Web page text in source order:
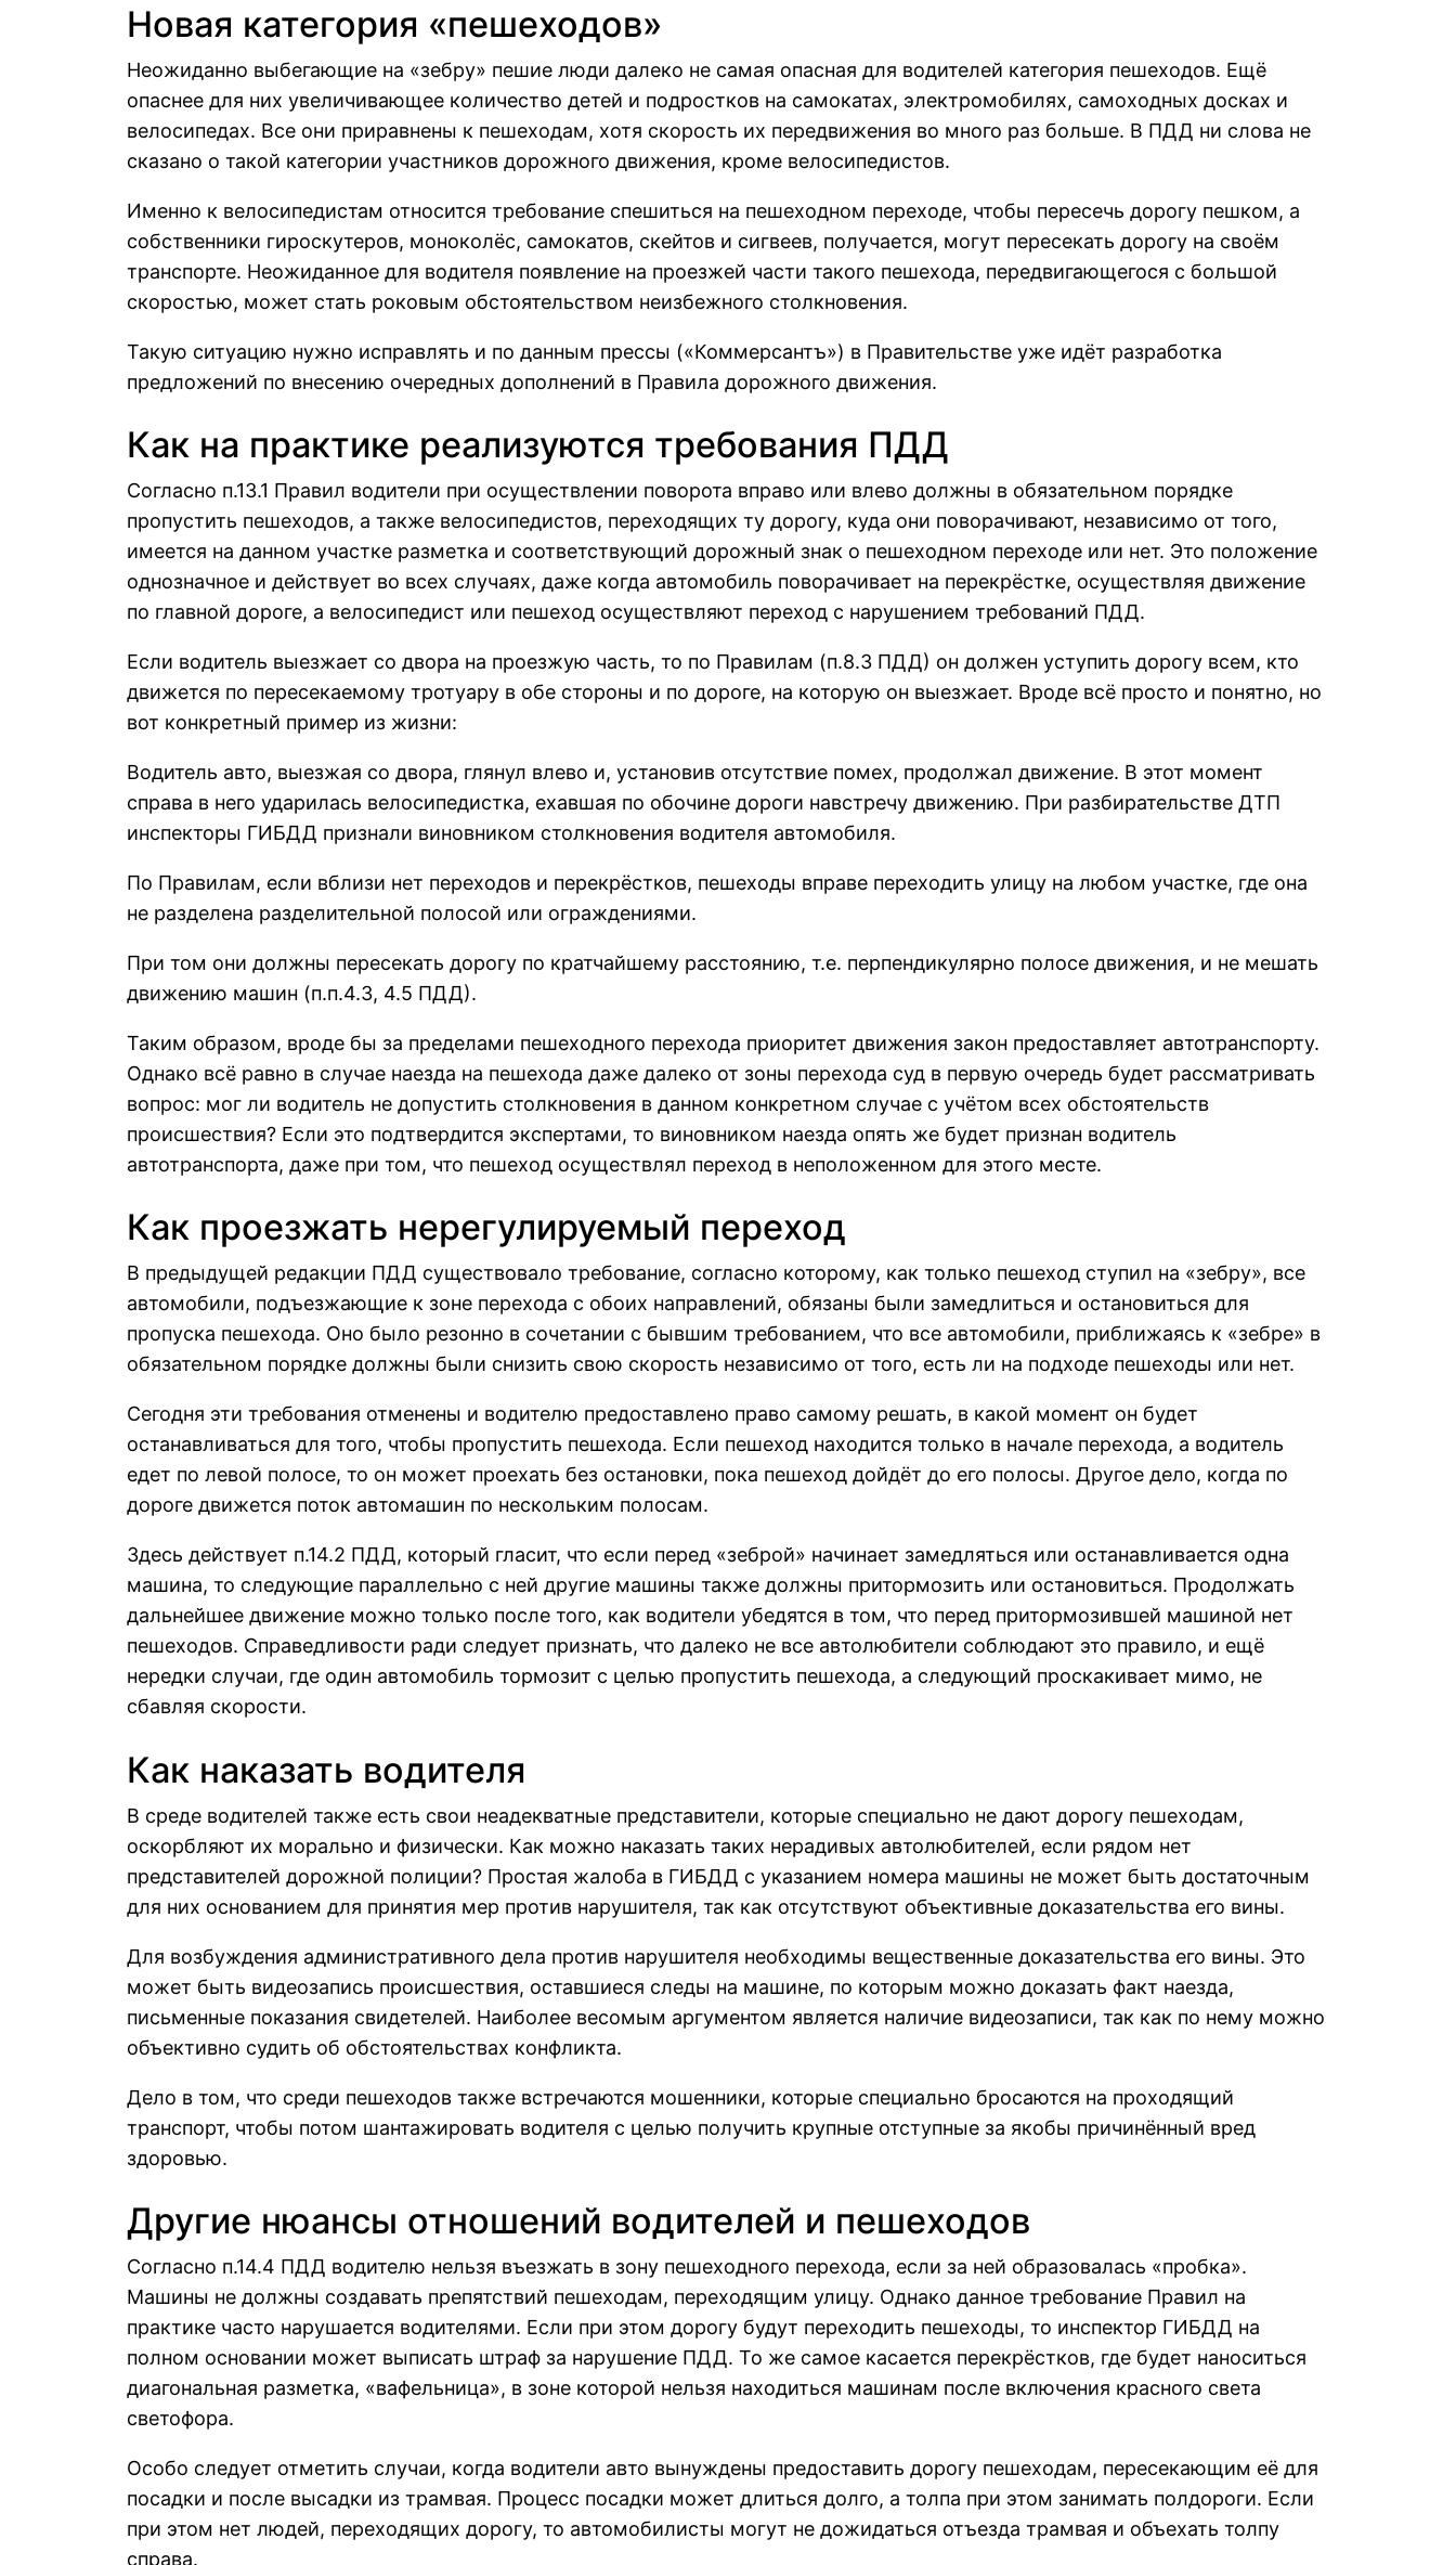
Новая категория «пешеходов»
Неожиданно выбегающие на «зебру» пешие люди далеко не самая опасная для водителей категория пешеходов. Ещё
опаснее для них увеличивающее количество детей и подростков на самокатах, электромобилях, самоходных досках и
велосипедах. Все они приравнены к пешеходам, хотя скорость их передвижения во много раз больше. В ПДД ни слова не
сказано о такой категории участников дорожного движения, кроме велосипедистов.
Именно к велосипедистам относится требование спешиться на пешеходном переходе, чтобы пересечь дорогу пешком, а
собственники гироскутеров, моноколёс, самокатов, скейтов и сигвеев, получается, могут пересекать дорогу на своём
транспорте. Неожиданное для водителя появление на проезжей части такого пешехода, передвигающегося с большой
скоростью, может стать роковым обстоятельством неизбежного столкновения.
Такую ситуацию нужно исправлять и по данным прессы («Коммерсантъ») в Правительстве уже идёт разработка
предложений по внесению очередных дополнений в Правила дорожного движения.
Как на практике реализуются требования ПДД
Согласно п.13.1 Правил водители при осуществлении поворота вправо или влево должны в обязательном порядке
пропустить пешеходов, а также велосипедистов, переходящих ту дорогу, куда они поворачивают, независимо от того,
имеется на данном участке разметка и соответствующий дорожный знак о пешеходном переходе или нет. Это положение
однозначное и действует во всех случаях, даже когда автомобиль поворачивает на перекрёстке, осуществляя движение
по главной дороге, а велосипедист или пешеход осуществляют переход с нарушением требований ПДД.
Если водитель выезжает со двора на проезжую часть, то по Правилам (п.8.3 ПДД) он должен уступить дорогу всем, кто
движется по пересекаемому тротуару в обе стороны и по дороге, на которую он выезжает. Вроде всё просто и понятно, но
вот конкретный пример из жизни:
Водитель авто, выезжая со двора, глянул влево и, установив отсутствие помех, продолжал движение. В этот момент
справа в него ударилась велосипедистка, ехавшая по обочине дороги навстречу движению. При разбирательстве ДТП
инспекторы ГИБДД признали виновником столкновения водителя автомобиля.
По Правилам, если вблизи нет переходов и перекрёстков, пешеходы вправе переходить улицу на любом участке, где она
не разделена разделительной полосой или ограждениями.
При том они должны пересекать дорогу по кратчайшему расстоянию, т.е. перпендикулярно полосе движения, и не мешать
движению машин (п.п.4.3, 4.5 ПДД).
Таким образом, вроде бы за пределами пешеходного перехода приоритет движения закон предоставляет автотранспорту.
Однако всё равно в случае наезда на пешехода даже далеко от зоны перехода суд в первую очередь будет рассматривать
вопрос: мог ли водитель не допустить столкновения в данном конкретном случае с учётом всех обстоятельств
происшествия? Если это подтвердится экспертами, то виновником наезда опять же будет признан водитель
автотранспорта, даже при том, что пешеход осуществлял переход в неположенном для этого месте.
Как проезжать нерегулируемый переход
В предыдущей редакции ПДД существовало требование, согласно которому, как только пешеход ступил на «зебру», все
автомобили, подъезжающие к зоне перехода с обоих направлений, обязаны были замедлиться и остановиться для
пропуска пешехода. Оно было резонно в сочетании с бывшим требованием, что все автомобили, приближаясь к «зебре» в
обязательном порядке должны были снизить свою скорость независимо от того, есть ли на подходе пешеходы или нет.
Сегодня эти требования отменены и водителю предоставлено право самому решать, в какой момент он будет
останавливаться для того, чтобы пропустить пешехода. Если пешеход находится только в начале перехода, а водитель
едет по левой полосе, то он может проехать без остановки, пока пешеход дойдёт до его полосы. Другое дело, когда по
дороге движется поток автомашин по нескольким полосам.
Здесь действует п.14.2 ПДД, который гласит, что если перед «зеброй» начинает замедляться или останавливается одна
машина, то следующие параллельно с ней другие машины также должны притормозить или остановиться. Продолжать
дальнейшее движение можно только после того, как водители убедятся в том, что перед притормозившей машиной нет
пешеходов. Справедливости ради следует признать, что далеко не все автолюбители соблюдают это правило, и ещё
нередки случаи, где один автомобиль тормозит с целью пропустить пешехода, а следующий проскакивает мимо, не
сбавляя скорости.
Как наказать водителя
В среде водителей также есть свои неадекватные представители, которые специально не дают дорогу пешеходам,
оскорбляют их морально и физически. Как можно наказать таких нерадивых автолюбителей, если рядом нет
представителей дорожной полиции? Простая жалоба в ГИБДД с указанием номера машины не может быть достаточным
для них основанием для принятия мер против нарушителя, так как отсутствуют объективные доказательства его вины.
Для возбуждения административного дела против нарушителя необходимы вещественные доказательства его вины. Это
может быть видеозапись происшествия, оставшиеся следы на машине, по которым можно доказать факт наезда,
письменные показания свидетелей. Наиболее весомым аргументом является наличие видеозаписи, так как по нему можно
объективно судить об обстоятельствах конфликта.
Дело в том, что среди пешеходов также встречаются мошенники, которые специально бросаются на проходящий
транспорт, чтобы потом шантажировать водителя с целью получить крупные отступные за якобы причинённый вред
здоровью.
Другие нюансы отношений водителей и пешеходов
Согласно п.14.4 ПДД водителю нельзя въезжать в зону пешеходного перехода, если за ней образовалась «пробка».
Машины не должны создавать препятствий пешеходам, переходящим улицу. Однако данное требование Правил на
практике часто нарушается водителями. Если при этом дорогу будут переходить пешеходы, то инспектор ГИБДД на
полном основании может выписать штраф за нарушение ПДД. То же самое касается перекрёстков, где будет наноситься
диагональная разметка, «вафельница», в зоне которой нельзя находиться машинам после включения красного света
светофора.
Особо следует отметить случаи, когда водители авто вынуждены предоставить дорогу пешеходам, пересекающим её для
посадки и после высадки из трамвая. Процесс посадки может длиться долго, а толпа при этом занимать полдороги. Если
при этом нет людей, переходящих дорогу, то автомобилисты могут не дожидаться отъезда трамвая и объехать толпу
справа.